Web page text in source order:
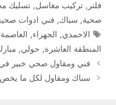
فلتر , تركيب مغاسل, تسليك
صحية, سباك, فني ادوات
الوسوم
الاحمدي, الجهراء, العاصمة
المنطقة العاشرة, حولي,
فني ومقاول صحي خبير
سباك ومقاول لكل ما يخص